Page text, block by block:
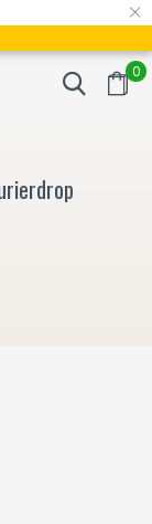
×
0
Vaak volgende